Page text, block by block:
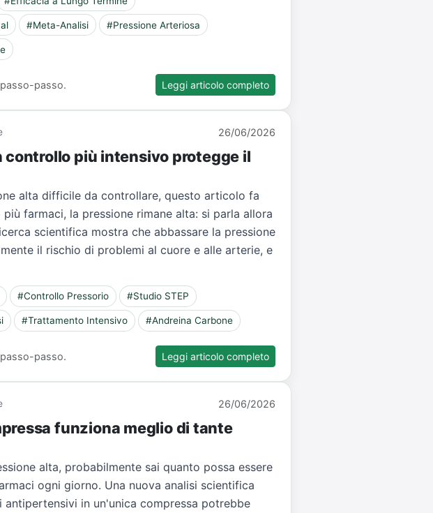
#Meta-Analisi #Pressione Arteriosa
passo. Leggi articolo completo
26/06/2026
controllo più intensivo protegge il
alta difficile da controllare, questo articolo fa
farmaci, la pressione rimane alta: si parla allora
scientifica mostra che abbassare la pressione
il rischio di problemi al cuore e alle arterie, e
#Controllo Pressorio #Studio STEP
#Trattamento Intensivo #Andreina Carbone
passo. Leggi articolo completo
26/06/2026
funziona meglio di tante
alta, probabilmente sai quanto possa essere
ogni giorno. Una nuova analisi scientifica
in un'unica compressa potrebbe